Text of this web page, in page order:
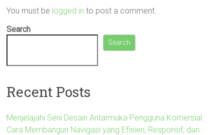
You must be logged in to post a comment.
Search
Search
Recent Posts
Menjelajahi Seni Desain Antarmuka Pengguna Komersial:
Cara Membangun Navigasi yang Efisien, Responsif, dan